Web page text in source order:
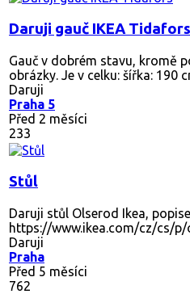
Daruji gauč IKEA Tidafors
Gauč v dobrém stavu, kromě
obrázky. Je v celku: šířka: 190
Daruji
Praha 5
Před 2 měsíci
233
Stůl
Daruji stůl Olserod Ikea,
https://www.ikea.com/cz/cs/
Daruji
Praha
Před 5 měsíci
762